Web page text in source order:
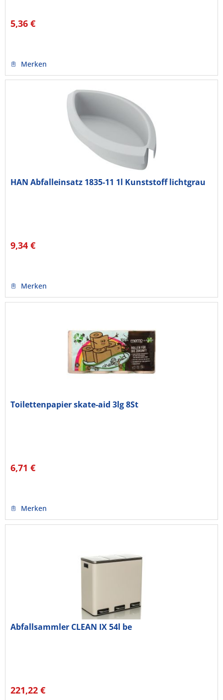
5,36 €
Merken
HAN Abfalleinsatz 1835-11 1l Kunststoff lichtgrau
9,34 €
Merken
Toilettenpapier skate-aid 3lg 8St
6,71 €
Merken
Abfallsammler CLEAN IX 54l be
221,22 €